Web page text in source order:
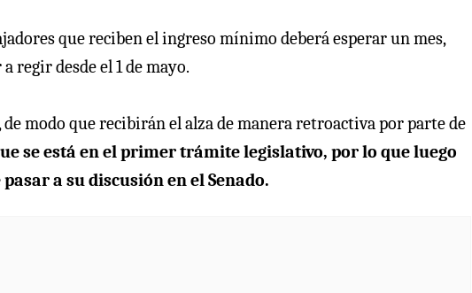
que reciben el ingreso mínimo deberá esperar un mes,
regir desde el 1 de mayo.
modo que recibirán el alza de manera retroactiva por parte de
se está en el primer trámite legislativo, por lo que luego
a su discusión en el Senado.